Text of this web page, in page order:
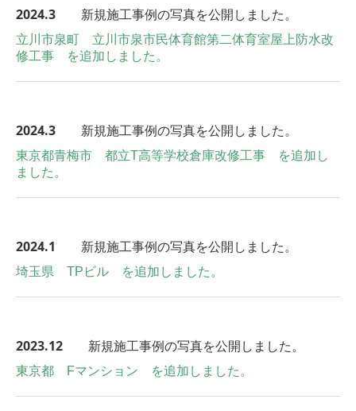
2024.3 新規施工事例の写真を公開しました。
立川市泉町 立川市泉市民体育館第二体育室屋上防水改
修工事 を追加しました。
2024.3 新規施工事例の写真を公開しました。
東京都青梅市 都立T高等学校倉庫改修工事 を追加し
ました。
2024.1
新規施工事例の写真を公開しました。
埼玉県 TPビル を追加しました。
2023.12 新規施工事例の写真を公開しました。
東京都 Fマンション を追加しました。